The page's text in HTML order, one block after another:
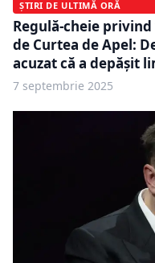
ȘTIRI DE ULTIMĂ ORĂ
Regulă-cheie
de Curtea de Apel:
acuzat că a depășit
7 septembrie 2025